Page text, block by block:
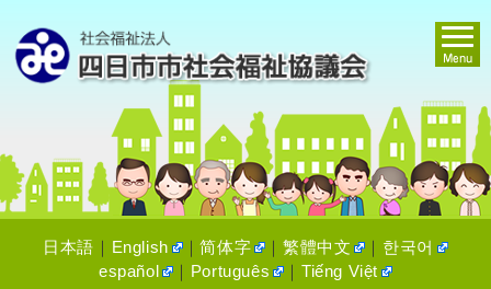
日本語 ｜ English ｜简体字 ｜ 繁體中文 ｜ 한국어
español
｜ Português ｜ Tiếng Việt